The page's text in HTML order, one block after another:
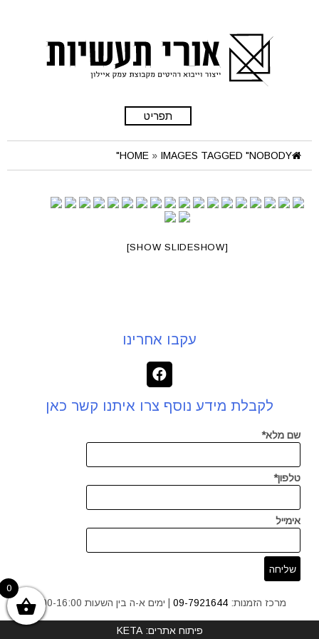
תפריט
HOME » IMAGES TAGGED "NOBODY"
[SHOW SLIDESHOW]
עקבו אחרינו
לקבלת מידע נוסף צרו איתנו קשר כאן
שם מלא*
טלפון*
אימייל
מרכז הזמנות: 09-7921644 | ימים א-ה בין השעות 9:00-16:00
0
פיתוח אתרים: KETA